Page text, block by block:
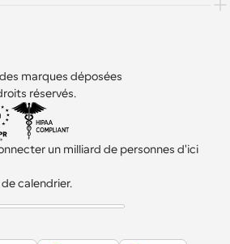
marques déposées
réservés.
un milliard de personnes d'ici
calendrier.